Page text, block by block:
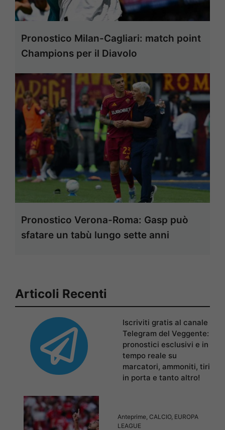
Pronostico Milan-Cagliari: match point
Champions per il Diavolo
Pronostico Verona-Roma: Gasp può
sfatare un tabù lungo sette anni
Articoli Recenti
Iscriviti gratis al canale
Telegram del Veggente:
pronostici esclusivi e in
tempo reale su
marcatori, ammoniti, tiri
in porta e tanto altro!
Anteprime CALCIO, EUROPA
LEAGUE